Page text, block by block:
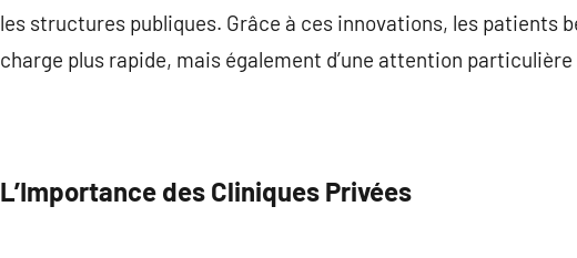
les structures publiques. Grâce à ces innovations, les patients
charge plus rapide, mais également d’une attention
L’Importance des Cliniques Privées